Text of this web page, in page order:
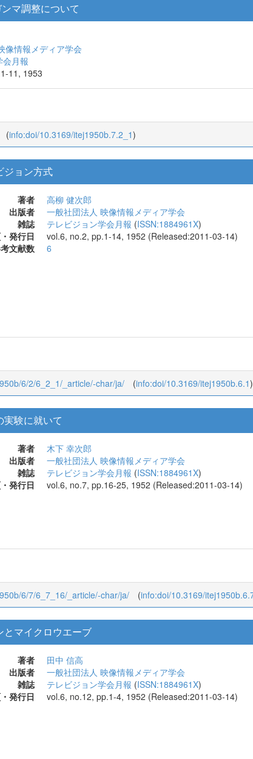
マ調整について
像情報メディア学会
会月報
11, 1953
(info:doi/10.3169/itej1950b.7.2_1)
ジョン方式
著者
高柳 健次郎
出版者
一般社団法人 映像情報メディア学会
雑誌
テレビジョン学会月報 (ISSN:1884961X)
発行日
vol.6, no.2, pp.1-14, 1952 (Released:2011-03-14)
文献数
6
6/2/6_2_1/_article/-char/ja/ (info:doi/10.3169/itej1950b.6.1)
験に就いて
著者
木下 幸次郎
出版者
一般社団法人 映像情報メディア学会
雑誌
テレビジョン学会月報 (ISSN:1884961X)
発行日
vol.6, no.7, pp.16-25, 1952 (Released:2011-03-14)
6/7/6_7_16/_article/-char/ja/
とマイクロウエーブ
著者
田中 信高